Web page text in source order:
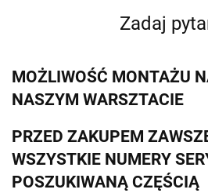
Zadaj
MOŻLIWOŚĆ MONTAŻU
NASZYM WARSZTACIE
PRZED ZAKUPEM
WSZYSTKIE NUMERY
POSZUKIWANĄ CZĘŚCIĄ